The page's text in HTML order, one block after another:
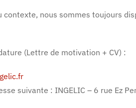
contexte, nous sommes toujours
(Lettre de motivation + CV) :
suivante : INGELIC – 6 rue Ez